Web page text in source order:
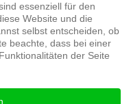
WKO
essenziell für den
Website und die
selbst entscheiden, ob
beachte, dass bei einer
der Seite